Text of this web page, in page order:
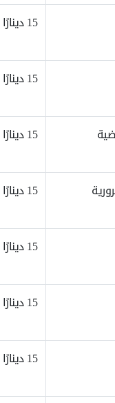
15 دينارًا كويتيًا
15 دينارًا كويتيًا
15 دينارًا كويتيًا
15 دينارًا كويتيًا
15 دينارًا كويتيًا
15 دينارًا كويتيًا
15 دينارًا كويتيًا